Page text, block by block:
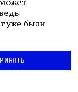
уже были